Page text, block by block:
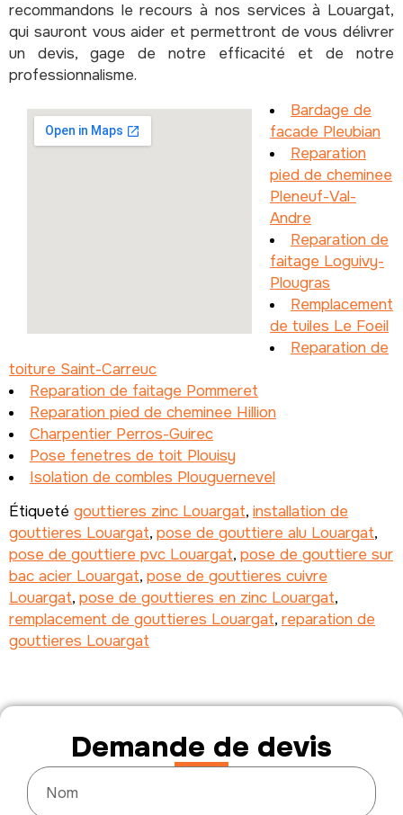
recommandons le recours à nos services à Louargat,
qui sauront vous aider et permettront de vous délivrer
un devis, gage de notre efficacité et de notre
professionnalisme.
Bardage de
facade Pleubian
Reparation
pied de cheminee
Pleneuf-Val-
Andre
Reparation de
faitage Loguivy-
Plougras
Remplacement
de tuiles Le Foeil
Reparation de
toiture Saint-Carreuc
Reparation de faitage Pommeret
Reparation pied de cheminee Hillion
Charpentier Perros-Guirec
Pose fenetres de toit Plouisy
Isolation de combles Plouguernevel
Étiqueté gouttieres zinc Louargat, installation de
gouttieres Louargat, pose de gouttiere alu Louargat,
pose de gouttiere pvc Louargat, pose de gouttiere sur
bac acier Louargat, pose de gouttieres cuivre
Louargat, pose de gouttieres en zinc Louargat,
remplacement de gouttieres Louargat, reparation de
gouttieres Louargat
Demande de devis